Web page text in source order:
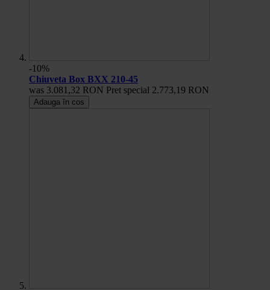
-10%
Chiuveta Box BXX 210-45
was 3.081,32 RON Pret special 2.773,19 RON
Adauga în cos